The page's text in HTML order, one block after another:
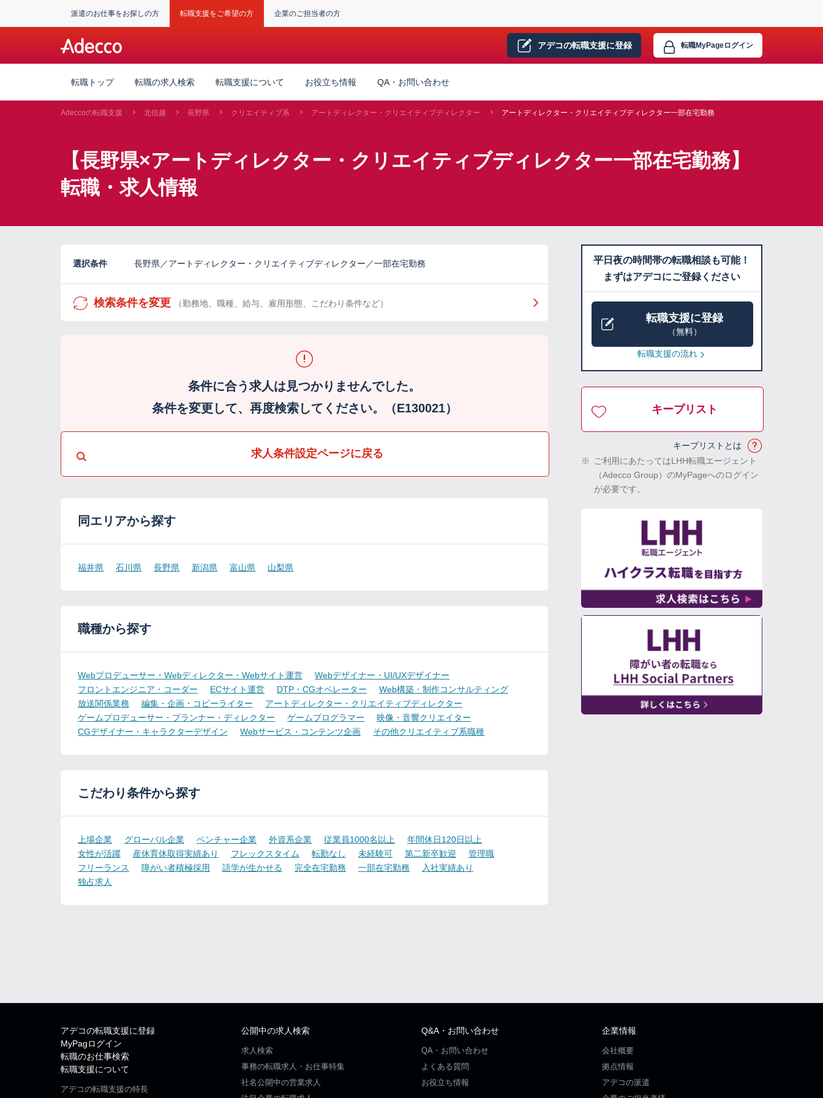
派遣のお仕事をお探しの方 転職支援をご希望の方 企業のご担当者の方
アデコの転職支援に登録 転職MyPageログイン
転職トップ 転職の求人検索 転職支援について お役立ち情報 QA・お問い合わせ
Adeccoの転職支援 北信越 長野県 クリエイティブ系 アートディレクター・クリエイティブディレクター アートディレクター・クリエイティブディレクター一部在宅勤務
【長野県×アートディレクター・クリエイティブディレクター一部在宅勤務】
転職・求人情報
選択条件 長野県／アートディレクター・クリエイティブディレクター／一部在宅勤務
検索条件を変更 （勤務地、職種、給与、雇用形態、こだわり条件など）
条件に合う求人は見つかりませんでした。
条件を変更して、再度検索してください。（E130021）
求人条件設定ページに戻る
同エリアから探す
福井県 石川県 長野県 新潟県 富山県 山梨県
職種から探す
Webプロデューサー・Webディレクター・Webサイト運営
Webデザイナー・UI/UXデザイナー
フロントエンジニア・コーダー
ECサイト運営 DTP・CGオペレーター
Web構築・制作コンサルティング
放送関係業務
編集・企画・コピーライター
アートディレクター・クリエイティブディレクター
ゲームプロデューサー・プランナー・ディレクター
ゲームプログラマー
映像・音響クリエイター
CGデザイナー・キャラクターデザイン
Webサービス・コンテンツ企画 その他クリエイティブ系職種
こだわり条件から探す
上場企業 グローバル企業 ベンチャー企業 外資系企業 従業員1000名以上
年間休日120日以上
女性が活躍
産休育休取得実績あり フレックスタイム 転勤なし 未経験可 第二新卒歓迎
管理職
フリーランス
障がい者積極採用 語学が生かせる 完全在宅勤務 一部在宅勤務
入社実績あり
独占求人
平日夜の時間帯の転職相談も可能！
まずはアデコにご登録ください
転職支援に登録
（無料）
転職支援の流れ
キープリスト
キープリストとは
※
ご利用にあたってはLHH転職エージェント
（Adecco Group）のMyPageへのログイン
が必要です。
アデコの転職支援に登録
MyPagログイン
転職のお仕事検索
転職支援について
アデコの転職支援の特長
公開中の求人検索
求人検索
事務の転職求人・お仕事特集
社名公開中の営業求人
Q&A・お問い合わせ
QA・お問い合わせ
よくある質問
お役立ち情報
企業情報
会社概要
拠点情報
アデコの派遣